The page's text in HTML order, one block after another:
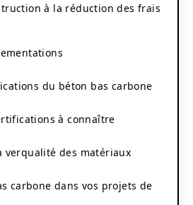
à la réduction des frais
du béton bas carbone
à connaître
verqualité des matériaux
carbone dans vos projets de